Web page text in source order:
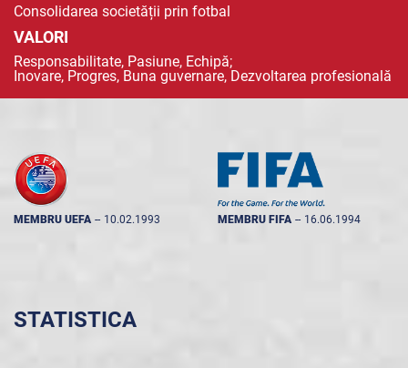
Consolidarea societății prin fotbal
VALORI
Responsabilitate, Pasiune, Echipă;
Inovare, Progres, Buna guvernare, Dezvoltarea profesională
MEMBRU UEFA -- 10.02.1993 MEMBRU FIFA -- 16.06.1994
STATISTICA